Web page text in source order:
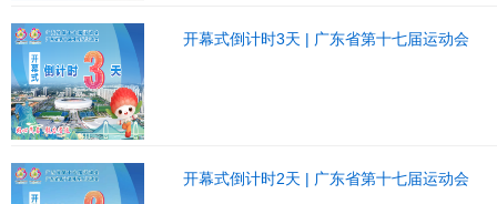
开幕式倒计时3天 | 广东省第十七届运动会
开幕式倒计时2天 | 广东省第十七届运动会